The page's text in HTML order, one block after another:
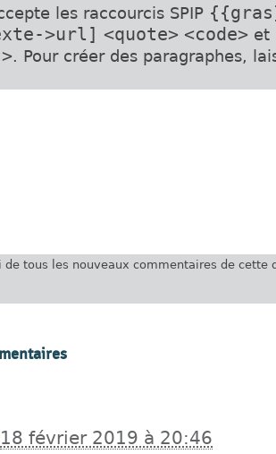
les raccourcis SPIP
>url] <quote> <code>et
. Pour créer des paragraphes,
de tous les nouveaux commentaires de cette
18 février 2019 à 20:46